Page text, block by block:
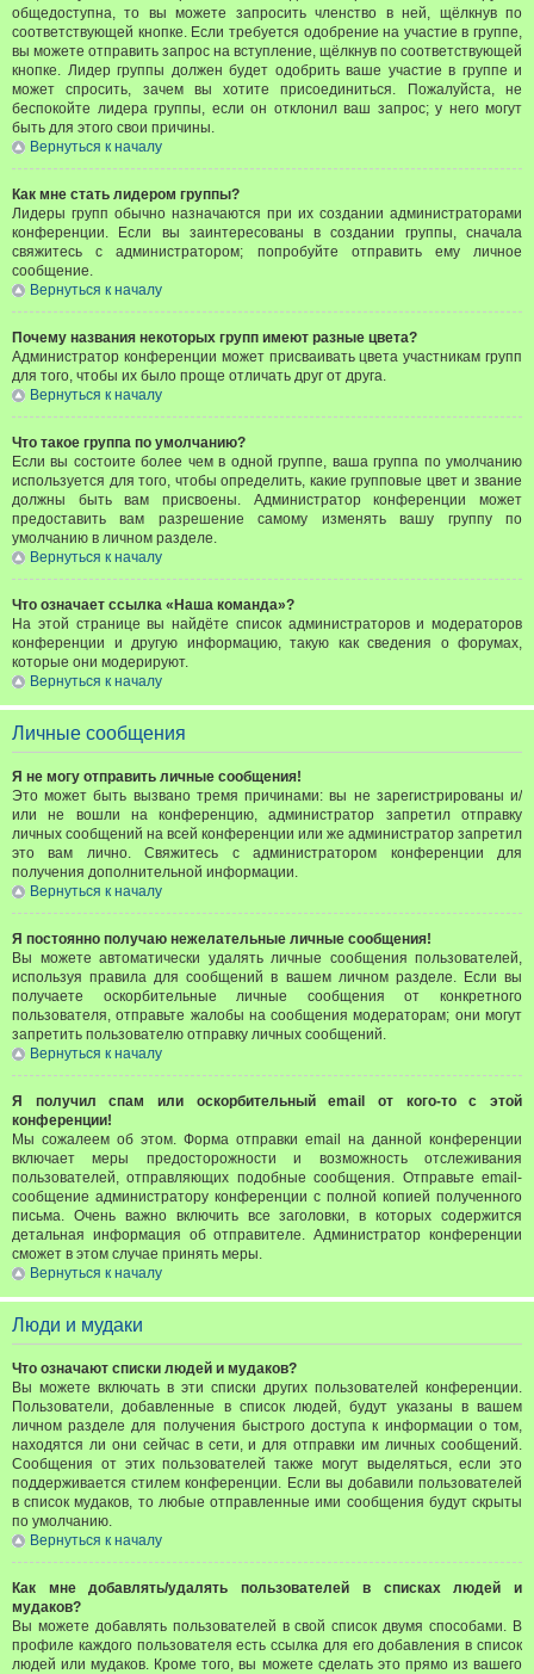
общедоступна, то вы можете запросить членство в ней, щёлкнув по
соответствующей кнопке. Если требуется одобрение на участие в группе,
вы можете отправить запрос на вступление, щёлкнув по соответствующей
кнопке. Лидер группы должен будет одобрить ваше участие в группе и
может спросить, зачем вы хотите присоединиться. Пожалуйста, не
беспокойте лидера группы, если он отклонил ваш запрос; у него могут
быть для этого свои причины.
Вернуться к началу
Как мне стать лидером группы?
Лидеры групп обычно назначаются при их создании администраторами
конференции. Если вы заинтересованы в создании группы, сначала
свяжитесь с администратором; попробуйте отправить ему личное
сообщение.
Вернуться к началу
Почему названия некоторых групп имеют разные цвета?
Администратор конференции может присваивать цвета участникам групп
для того, чтобы их было проще отличать друг от друга.
Вернуться к началу
Что такое группа по умолчанию?
Если вы состоите более чем в одной группе, ваша группа по умолчанию
используется для того, чтобы определить, какие групповые цвет и звание
должны быть вам присвоены. Администратор конференции может
предоставить вам разрешение самому изменять вашу группу по
умолчанию в личном разделе.
Вернуться к началу
Что означает ссылка «Наша команда»?
На этой странице вы найдёте список администраторов и модераторов
конференции и другую информацию, такую как сведения о форумах,
которые они модерируют.
Вернуться к началу
Личные сообщения
Я не могу отправить личные сообщения!
Это может быть вызвано тремя причинами: вы не зарегистрированы и/
или не вошли на конференцию, администратор запретил отправку
личных сообщений на всей конференции или же администратор запретил
это вам лично. Свяжитесь с администратором конференции для
получения дополнительной информации.
Вернуться к началу
Я постоянно получаю нежелательные личные сообщения!
Вы можете автоматически удалять личные сообщения пользователей,
используя правила для сообщений в вашем личном разделе. Если вы
получаете оскорбительные личные сообщения от конкретного
пользователя, отправьте жалобы на сообщения модераторам; они могут
запретить пользователю отправку личных сообщений.
Вернуться к началу
Я получил спам или оскорбительный email от кого-то с этой
конференции!
Мы сожалеем об этом. Форма отправки email на данной конференции
включает меры предосторожности и возможность отслеживания
пользователей, отправляющих подобные сообщения. Отправьте email-
сообщение администратору конференции с полной копией полученного
письма. Очень важно включить все заголовки, в которых содержится
детальная информация об отправителе. Администратор конференции
сможет в этом случае принять меры.
Вернуться к началу
Люди и мудаки
Что означают списки людей и мудаков?
Вы можете включать в эти списки других пользователей конференции.
Пользователи, добавленные в список людей, будут указаны в вашем
личном разделе для получения быстрого доступа к информации о том,
находятся ли они сейчас в сети, и для отправки им личных сообщений.
Сообщения от этих пользователей также могут выделяться, если это
поддерживается стилем конференции. Если вы добавили пользователей
в список мудаков, то любые отправленные ими сообщения будут скрыты
по умолчанию.
Вернуться к началу
Как мне добавлять/удалять пользователей в списках людей и
мудаков?
Вы можете добавлять пользователей в свой список двумя способами. В
профиле каждого пользователя есть ссылка для его добавления в список
людей или мудаков. Кроме того, вы можете сделать это прямо из вашего